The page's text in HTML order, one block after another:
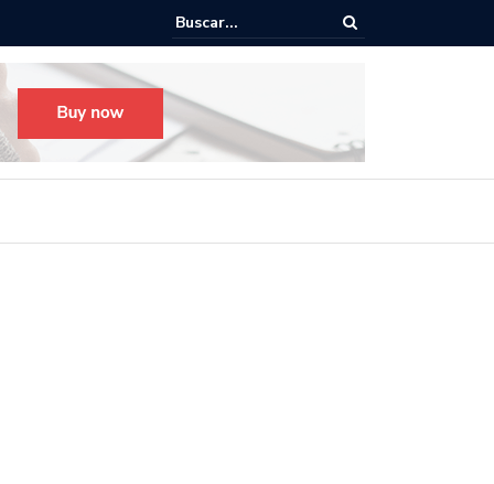
para el Festival Desfile Día de Muertos 2025 en Guadalajara